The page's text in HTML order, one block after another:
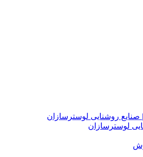
روشنایی لوسترسازان
لوسترسازان